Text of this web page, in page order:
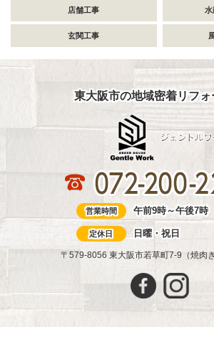
店舗工事 水
玄関工事
東大阪市の地域密着リフォ
営業時間 午前9時～午後7時
定休日 日曜・祝日
〒579-8056 東大阪市若草町7-9（焼肉